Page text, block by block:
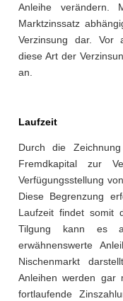
Anleihe verändern.
Marktzinssatz
Verzinsung dar. Vor
diese Art der
an.
Laufzeit
Durch die
Fremdkapital zur
Verfügungsstellung
Diese Begrenzung
Laufzeit findet somit
Tilgung kann es
erwähnenswerte
Nischenmarkt
Anleihen werden gar
fortlaufende